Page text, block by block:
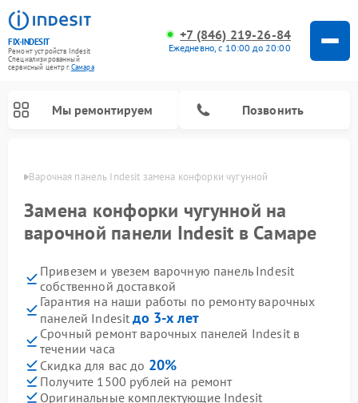
FIX-INDESIT
Ремонт устройств Indesit
Специализированный
cервисный центр г.Самара
+7 (846) 219-26-84
Ежедневно, с 10:00 до 20:00
Мы ремонтируем Позвонить
Варочная панель Indesit замена конфорки чугунной
Замена конфорки чугунной на
варочной панели Indesit в Самаре
Привезем и увезем варочную панель Indesit
собственной доставкой
Гарантия на наши работы по ремонту варочных
панелей Indesitдо 3-х лет
Срочный ремонт варочных панелей Indesit в
течении часа
Скидка для вас до 20%
Получите 1500 рублей на ремонт
Оригинальные комплектующие Indesit